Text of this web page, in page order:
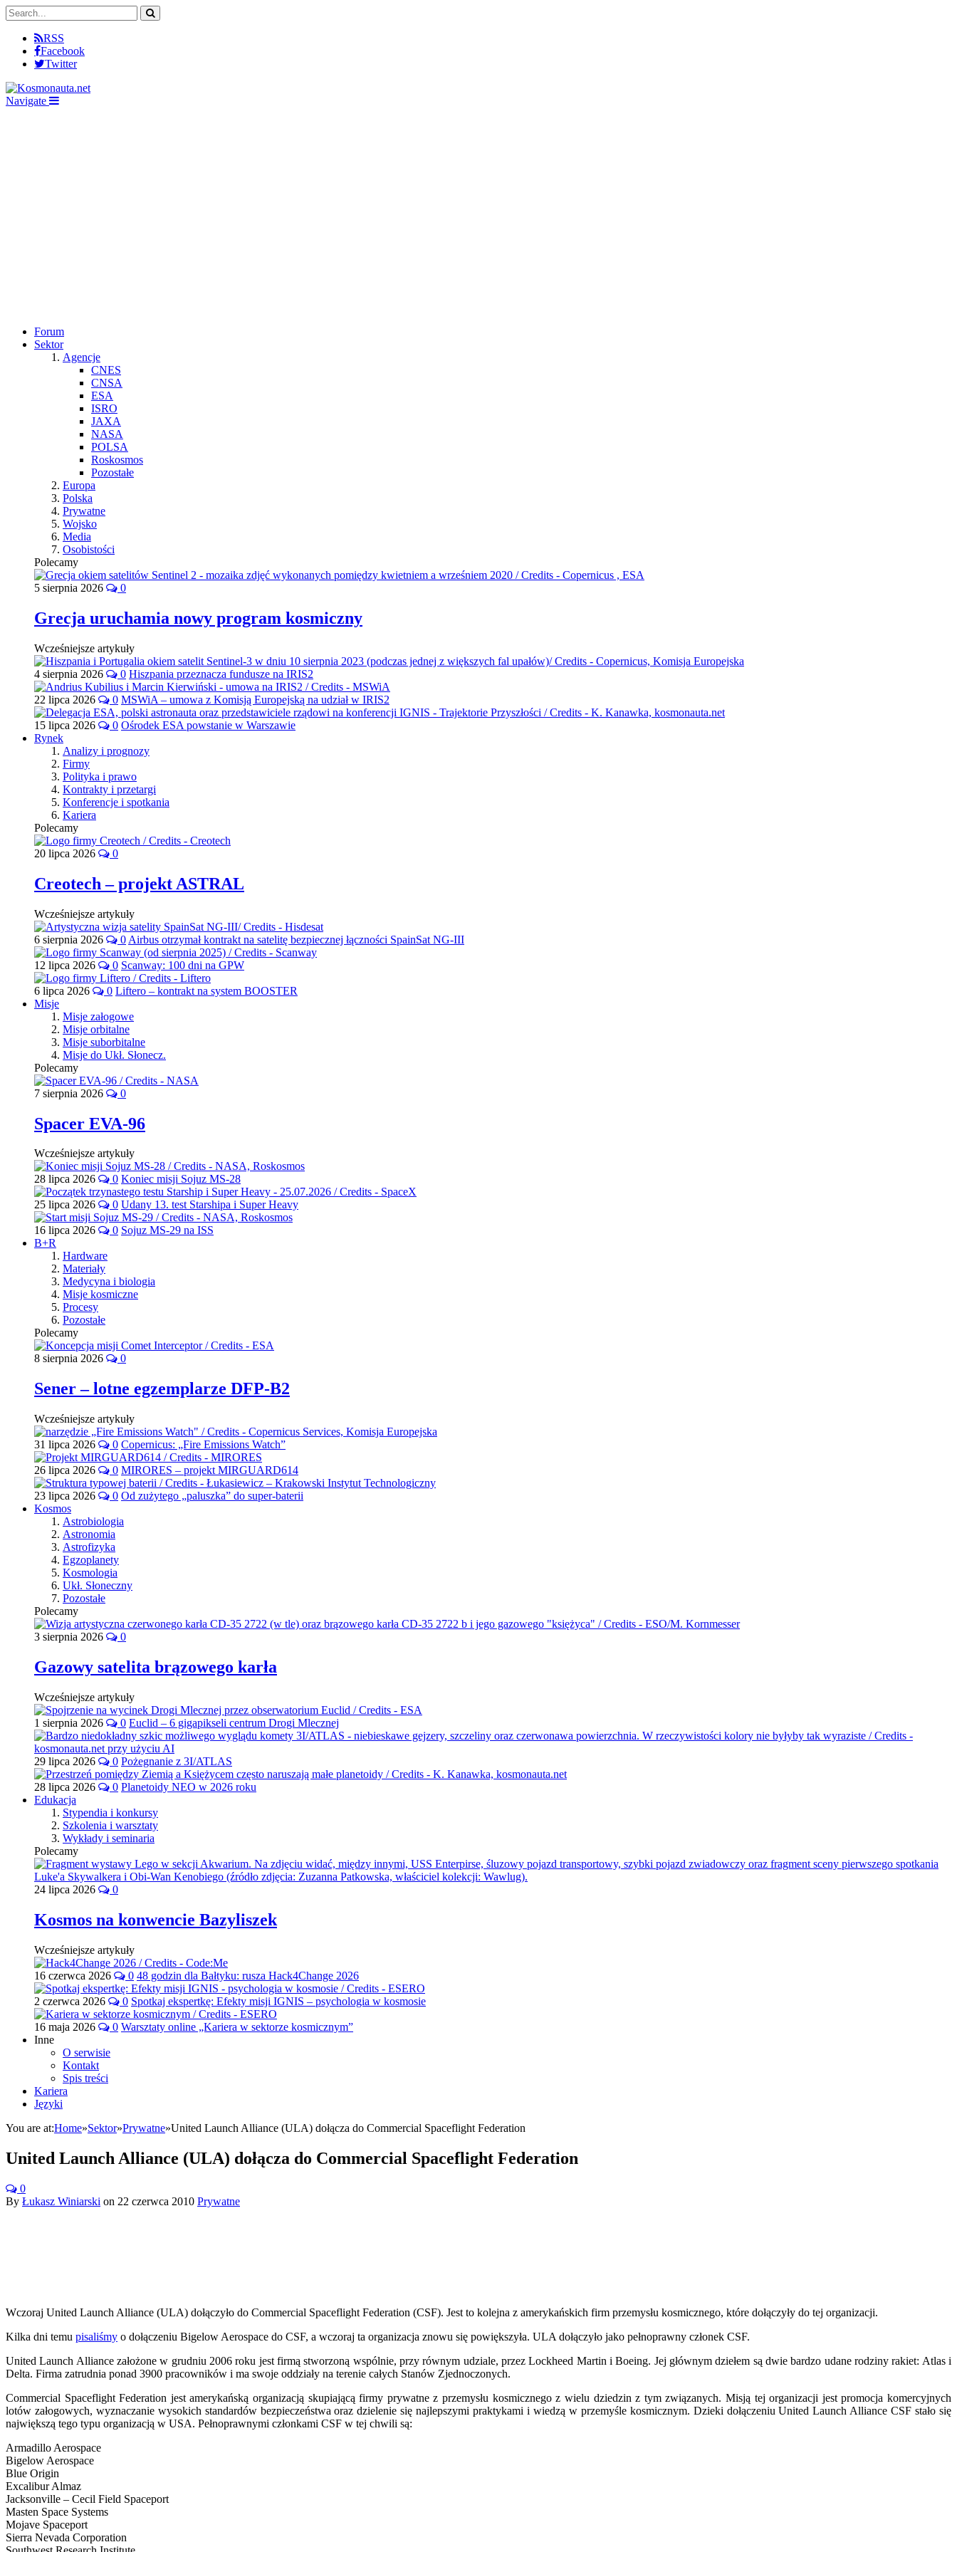
RSS
Facebook
Twitter
Navigate
Forum
Sektor
Agencje
CNES
CNSA
ESA
ISRO
JAXA
NASA
POLSA
Roskosmos
Pozostałe
Europa
Polska
Prywatne
Wojsko
Media
Osobistości
Polecamy
5 sierpnia 2026 0
Grecja uruchamia nowy program kosmiczny
Wcześniejsze artykuły
4 sierpnia 2026 0 Hiszpania przeznacza fundusze na IRIS2
22 lipca 2026 0 MSWiA – umowa z Komisją Europejską na udział w IRIS2
15 lipca 2026 0 Ośrodek ESA powstanie w Warszawie
Rynek
Analizy i prognozy
Firmy
Polityka i prawo
Kontrakty i przetargi
Konferencje i spotkania
Kariera
Polecamy
20 lipca 2026 0
Creotech – projekt ASTRAL
Wcześniejsze artykuły
6 sierpnia 2026 0 Airbus otrzymał kontrakt na satelitę bezpiecznej łączności SpainSat NG-III
12 lipca 2026 0 Scanway: 100 dni na GPW
6 lipca 2026 0 Liftero – kontrakt na system BOOSTER
Misje
Misje załogowe
Misje orbitalne
Misje suborbitalne
Misje do Ukł. Słonecz.
Polecamy
7 sierpnia 2026 0
Spacer EVA-96
Wcześniejsze artykuły
28 lipca 2026 0 Koniec misji Sojuz MS-28
25 lipca 2026 0 Udany 13. test Starshipa i Super Heavy
16 lipca 2026 0 Sojuz MS-29 na ISS
B+R
Hardware
Materiały
Medycyna i biologia
Misje kosmiczne
Procesy
Pozostałe
Polecamy
8 sierpnia 2026 0
Sener – lotne egzemplarze DFP-B2
Wcześniejsze artykuły
31 lipca 2026 0 Copernicus: „Fire Emissions Watch”
26 lipca 2026 0 MIRORES – projekt MIRGUARD614
23 lipca 2026 0 Od zużytego „paluszka” do super-baterii
Kosmos
Astrobiologia
Astronomia
Astrofizyka
Egzoplanety
Kosmologia
Ukł. Słoneczny
Pozostałe
Polecamy
3 sierpnia 2026 0
Gazowy satelita brązowego karła
Wcześniejsze artykuły
1 sierpnia 2026 0 Euclid – 6 gigapikseli centrum Drogi Mlecznej
29 lipca 2026 0 Pożegnanie z 3I/ATLAS
28 lipca 2026 0 Planetoidy NEO w 2026 roku
Edukacja
Stypendia i konkursy
Szkolenia i warsztaty
Wykłady i seminaria
Polecamy
24 lipca 2026 0
Kosmos na konwencie Bazyliszek
Wcześniejsze artykuły
16 czerwca 2026 0 48 godzin dla Bałtyku: rusza Hack4Change 2026
2 czerwca 2026 0 Spotkaj ekspertkę: Efekty misji IGNIS – psychologia w kosmosie
16 maja 2026 0 Warsztaty online „Kariera w sektorze kosmicznym”
Inne
O serwisie
Kontakt
Spis treści
Kariera
Języki
You are at:Home»Sektor»Prywatne»United Launch Alliance (ULA) dołącza do Commercial Spaceflight Federation
United Launch Alliance (ULA) dołącza do Commercial Spaceflight Federation
0
By Łukasz Winiarski on 22 czerwca 2010 Prywatne
Wczoraj United Launch Alliance (ULA) dołączyło do Commercial Spaceflight Federation (CSF). Jest to kolejna z amerykańskich firm przemysłu kosmicznego, które dołączyły do tej organizacji.
Kilka dni temu pisaliśmy o dołączeniu Bigelow Aerospace do CSF, a wczoraj ta organizacja znowu się powiększyła. ULA dołączyło jako pełnoprawny członek CSF.
United Launch Alliance założone w grudniu 2006 roku jest firmą stworzoną wspólnie, przy równym udziale, przez Lockheed Martin i Boeing. Jej głównym dziełem są dwie bardzo udane rodziny rakiet: Atlas i
Delta. Firma zatrudnia ponad 3900 pracowników i ma swoje oddziały na terenie całych Stanów Zjednoczonych.
Commercial Spaceflight Federation jest amerykańską organizacją skupiającą firmy prywatne z przemysłu kosmicznego z wielu dziedzin z tym związanych. Misją tej organizacji jest promocja komercyjnych
lotów załogowych, wyznaczanie wysokich standardów bezpieczeństwa oraz dzielenie się najlepszymi praktykami i wiedzą w przemyśle kosmicznym. Dzieki dołączeniu United Launch Alliance CSF stało się
największą tego typu organizacją w USA. Pełnoprawnymi członkami CSF w tej chwili są:
Armadillo Aerospace
Bigelow Aerospace
Blue Origin
Excalibur Almaz
Jacksonville – Cecil Field Spaceport
Masten Space Systems
Mojave Spaceport
Sierra Nevada Corporation